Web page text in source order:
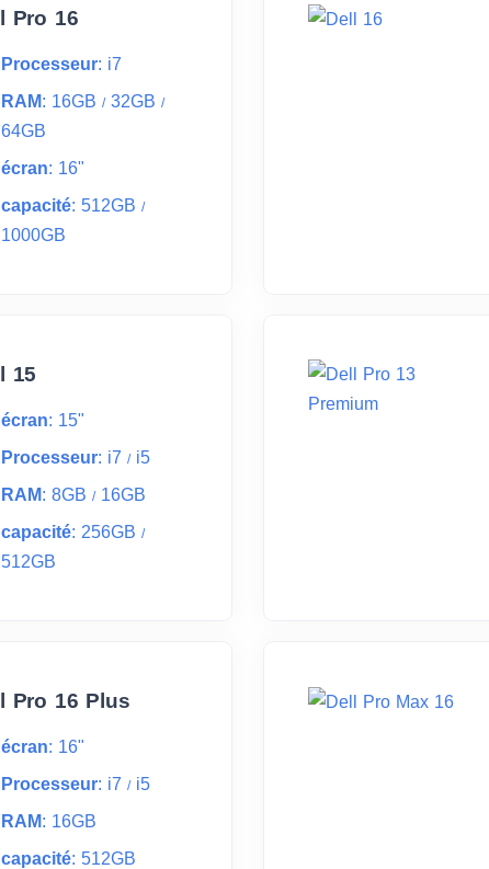
Pro 16
Processeur: i7
RAM: 16GB /32GB /
64GB
écran: 16"
capacité: 512GB /
1000GB
15
écran: 15"
Processeur: i7 /i5
RAM: 8GB /16GB
capacité: 256GB /
512GB
Pro 16 Plus
écran: 16"
Processeur: i7 /i5
RAM: 16GB
capacité: 512GB